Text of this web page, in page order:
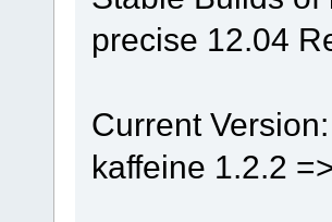
precise 12.04
Current Version:
kaffeine 1.2.2 =>